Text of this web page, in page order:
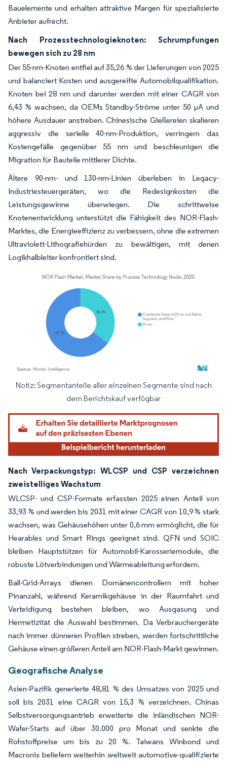
Bauelemente und erhalten attraktive Margen für spezialisierte
Anbieter aufrecht.
Nach Prozesstechnologieknoten: Schrumpfungen
bewegen sich zu 28 nm
Der 55-nm-Knoten entfiel auf 35,26 % der Lieferungen von 2025
und balanciert Kosten und ausgereifte Automobilqualifikation.
Knoten bei 28 nm und darunter werden mit einer CAGR von
6,43 % wachsen, da OEMs Standby-Ströme unter 50 µA und
höhere Ausdauer anstreben. Chinesische Gießereien skalieren
aggressiv die serielle 40-nm-Produktion, verringern das
Kostengefälle gegenüber 55 nm und beschleunigen die
Migration für Bauteile mittlerer Dichte.
Ältere 90-nm- und 130-nm-Linien überleben in Legacy-
Industriesteuergeräten, wo die Redesignkosten die
Leistungsgewinne überwiegen. Die schrittweise
Knotenentwicklung unterstützt die Fähigkeit des NOR-Flash-
Marktes, die Energieeffizienz zu verbessern, ohne die extremen
Ultraviolett-Lithografiehürden zu bewältigen, mit denen
Logikhalbleiter konfrontiert sind.
Bild © Mordor Intelligence. Wiederverwendung erfordert Namensnennung
Notiz: Segmentanteile aller einzelnen Segmente sind nach
dem Berichtskauf verfügbar
Nach Verpackungstyp: WLCSP und CSP verzeichnen
zweistelliges Wachstum
WLCSP- und CSP-Formate erfassten 2025 einen Anteil von
33,93 % und werden bis 2031 mit einer CAGR von 10,9 % stark
wachsen, was Gehäusehöhen unter 0,6 mm ermöglicht, die für
Hearables und Smart Rings geeignet sind. QFN und SOIC
bleiben Hauptstützen für Automobil-Karosseriemodule, die
robuste Lötverbindungen und Wärmeableitung erfordern.
Ball-Grid-Arrays dienen Domänencontrollern mit hoher
Pinanzahl, während Keramikgehäuse in der Raumfahrt und
Verteidigung bestehen bleiben, wo Ausgasung und
Hermetizität die Auswahl bestimmen. Da Verbrauchergeräte
nach immer dünneren Profilen streben, werden fortschrittliche
Gehäuse einen größeren Anteil am NOR-Flash-Markt gewinnen.
Geografische Analyse
Asien-Pazifik generierte 48,81 % des Umsatzes von 2025 und
soll bis 2031 eine CAGR von 15,3 % verzeichnen. Chinas
Selbstversorgungsantrieb erweiterte die inländischen NOR-
Wafer-Starts auf über 30.000 pro Monat und senkte die
Rohstoffpreise um bis zu 20 %. Taiwans Winbond und
Macronix beliefern weiterhin weltweit automotive-qualifizierte